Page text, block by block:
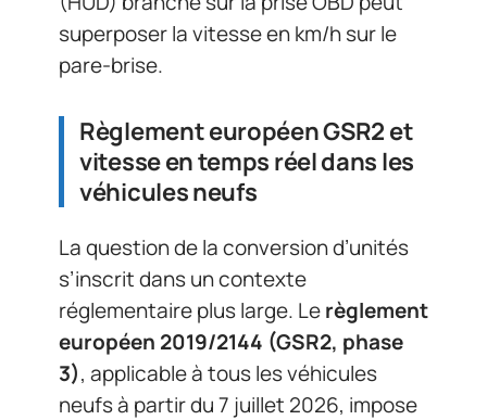
superposer la vitesse en km/h sur le
pare-brise.
Règlement européen GSR2 et
vitesse en temps réel dans les
véhicules neufs
La question de la conversion d’unités
s’inscrit dans un contexte
réglementaire plus large. Lerèglement
européen 2019/2144 (GSR2, phase
3), applicable à tous les véhicules
neufs à partir du 7 juillet 2026, impose